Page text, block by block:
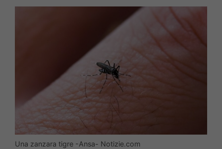
Una zanzara tigre -Ansa- Notizie.com